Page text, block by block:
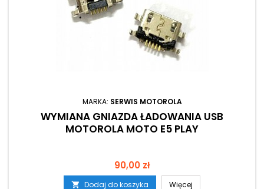
MARKA: SERWIS MOTOROLA
WYMIANA GNIAZDA ŁADOWANIA USB
MOTOROLA MOTO E5 PLAY
Cena
90,00 zł
 Dodaj do koszyka Więcej